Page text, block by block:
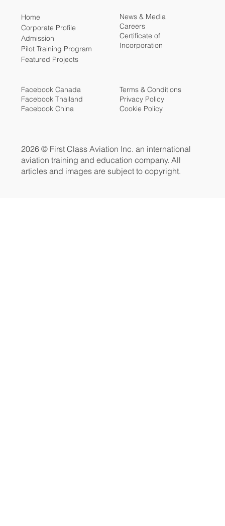
Home
Corporate Profile
Admission
Pilot Training Program
Featured Projects
News & Media
Careers
Certificate of
Incorporation
Terms & Conditions
Privacy Policy
Cookie Policy
Facebook Canada
Facebook Thailand
Facebook China
2026 © First Class Aviation Inc. an international
aviation training and education company. All
articles and images are subject to copyright.